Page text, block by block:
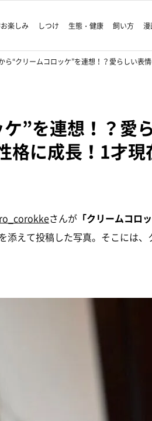
楽しみ しつけ 生態・健康 飼い方 漫
ら“クリームコロッケ”を連想！？愛らしい表
”を連想！？愛
格に成長！1才現
さんが 「クリームコロ
添えて投稿した写真。そこには、